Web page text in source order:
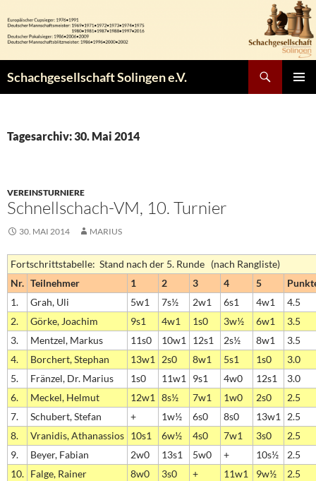
Inhalt
springen
Schachgesellschaft Solingen e.V.
Tagesarchiv: 30. Mai 2014
VEREINSTURNIERE
Schnellschach-VM, 10. Turnier
30. MAI 2014 MARIUS
Fortschrittstabelle: Stand nach der 5. Runde (nach Rangliste)
Nr. Teilnehmer 1 2 3 4 5
1.
Grah, Uli 5w1 7s½ 2w1 6s1 4w1
4.5
2.
Görke, Joachim 9s1 4w1 1s0 3w½ 6w1
3.5
3.
Mentzel, Markus 11s0 10w1 12s1 2s½ 8w1
3.5
4.
Borchert, Stephan 13w1 2s0 8w1 5s1 1s0
3.0
5.
Fränzel, Dr. Marius 1s0 11w1 9s1 4w0 12s1
3.0
6.
Meckel, Helmut 12w1 8s½ 7w1 1w0 2s0
2.5
7.
Schubert, Stefan + 1w½ 6s0 8s0 13w1
2.5
8.
Vranidis, Athanassios 10s1 6w½ 4s0 7w1 3s0
2.5
9.
Beyer, Fabian 2w0 13s1 5w0 + 10s½
2.5
10. Falge, Rainer 8w0 3s0 + 11w1 9w½
2.5